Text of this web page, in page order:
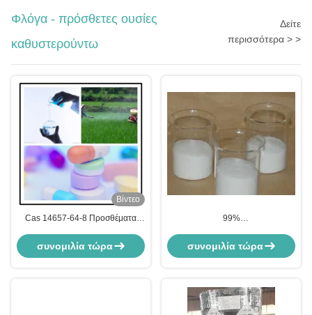
Φλόγα - πρόσθετες ουσίες
καθυστερούντω
Δείτε
περισσότερα > >
Βίντεο
Cas 14657-64-8 Προσθέματα
Υδροξυφαινυλοφωσφινυλοπροπανικό
οξύ L1111υδρό 0701v1
συνομιλία τώρα
99%
οξύ, πρόσθετα επιβραδυντικά
φλόγας, Cas 61451-78-3,
συνομιλία τώρα